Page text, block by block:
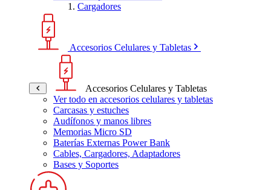
Cargadores
Accesorios Celulares y Tabletas
Accesorios Celulares y Tabletas
Ver todo en accesorios celulares y tabletas
Carcasas y estuches
Audífonos y manos libres
Memorias Micro SD
Baterías Externas Power Bank
Cables, Cargadores, Adaptadores
Bases y Soportes